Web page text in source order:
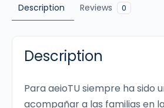
Description Reviews 0
Description
Para aeioTU siempre ha sido
acompañar a las familias en